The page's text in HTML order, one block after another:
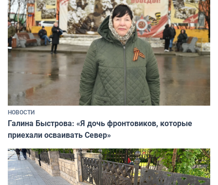
НОВОСТИ
Галина Быстрова: «Я дочь фронтовиков, которые
приехали осваивать Север»